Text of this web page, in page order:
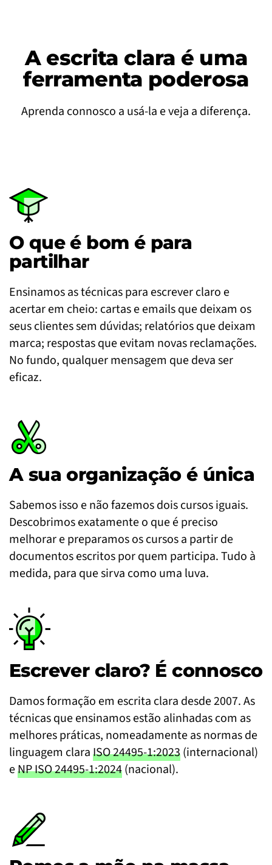
A escrita clara é uma
ferramenta poderosa
Aprenda connosco a usá-la e veja a diferença.
O que é bom é para
partilhar
Ensinamos as técnicas para escrever claro e
acertar em cheio: cartas e emails que deixam os
seus clientes sem dúvidas; relatórios que deixam
marca; respostas que evitam novas reclamações.
No fundo, qualquer mensagem que deva ser
eficaz.
A sua organização é única
Sabemos isso e não fazemos dois cursos iguais.
Descobrimos exatamente o que é preciso
melhorar e preparamos os cursos a partir de
documentos escritos por quem participa. Tudo à
medida, para que sirva como uma luva.
Escrever claro? É connosco
Damos formação em escrita clara desde 2007. As
técnicas que ensinamos estão alinhadas com as
melhores práticas, nomeadamente as normas de
linguagem claraISO 24495-1:2023(internacional)
eNP ISO 24495-1:2024(nacional).